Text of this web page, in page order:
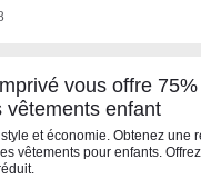
vous offre
vêtements enfant
et économie. Obtenez une
vêtements pour enfants.